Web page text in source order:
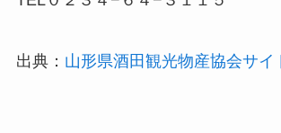
出典： 山形県酒田観光物産協会サイ